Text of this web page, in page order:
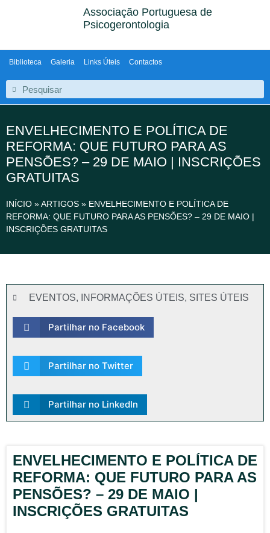
Associação Portuguesa de
Psicogerontologia
Biblioteca Galeria Links Úteis Contactos
ENVELHECIMENTO E POLÍTICA DE
REFORMA: QUE FUTURO PARA AS
PENSÕES? – 29 DE MAIO | INSCRIÇÕES
GRATUITAS
INÍCIO »ARTIGOS » ENVELHECIMENTO E POLÍTICA DE
REFORMA: QUE FUTURO PARA AS PENSÕES? – 29 DE MAIO |
INSCRIÇÕES GRATUITAS
EVENTOS, INFORMAÇÕES ÚTEIS, SITES ÚTEIS
Partilhar no Facebook
Partilhar no Twitter
Partilhar no LinkedIn
ENVELHECIMENTO E POLÍTICA DE
REFORMA: QUE FUTURO PARA AS
PENSÕES? – 29 DE MAIO |
INSCRIÇÕES GRATUITAS